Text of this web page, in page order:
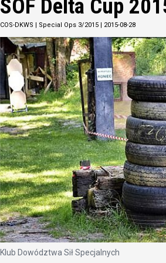
SOF Delta Cup
COS-DKWS | Special Ops 3/2015 | 2015-08-28
Klub Dowództwa Sił Specjalnych